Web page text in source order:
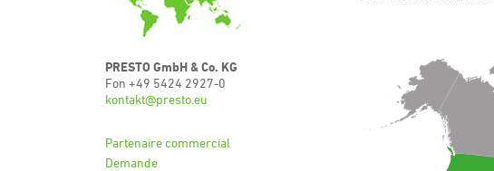
PRESTO GmbH & Co. KG
Fon +49 5424 2927-0
kontakt@presto.eu
Partenaire commercial
Demande